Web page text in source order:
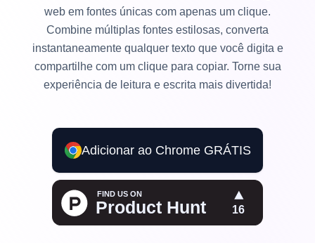
web em fontes únicas com apenas um clique.
Combine múltiplas fontes estilosas, converta
instantaneamente qualquer texto que você digita e
compartilhe com um clique para copiar. Torne sua
experiência de leitura e escrita mais divertida!
Adicionar ao Chrome GRÁTIS